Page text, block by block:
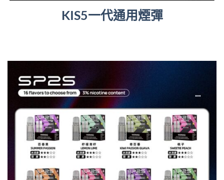
KIS5一代通用煙彈